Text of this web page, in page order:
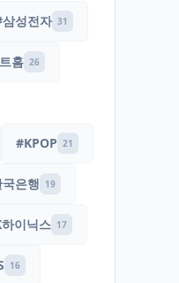
성전자 31
홈 26
#KPOP 21
은행 19
이닉스 17
16